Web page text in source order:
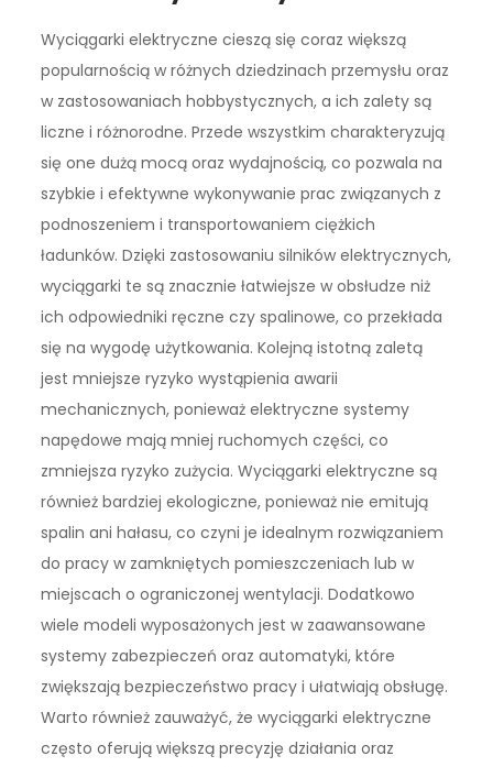
Wyciągarki elektryczne cieszą się coraz większą
popularnością w różnych dziedzinach przemysłu oraz
w zastosowaniach hobbystycznych, a ich zalety są
liczne i różnorodne. Przede wszystkim charakteryzują
się one dużą mocą oraz wydajnością, co pozwala na
szybkie i efektywne wykonywanie prac związanych z
podnoszeniem i transportowaniem ciężkich
ładunków. Dzięki zastosowaniu silników elektrycznych,
wyciągarki te są znacznie łatwiejsze w obsłudze niż
ich odpowiedniki ręczne czy spalinowe, co przekłada
się na wygodę użytkowania. Kolejną istotną zaletą
jest mniejsze ryzyko wystąpienia awarii
mechanicznych, ponieważ elektryczne systemy
napędowe mają mniej ruchomych części, co
zmniejsza ryzyko zużycia. Wyciągarki elektryczne są
również bardziej ekologiczne, ponieważ nie emitują
spalin ani hałasu, co czyni je idealnym rozwiązaniem
do pracy w zamkniętych pomieszczeniach lub w
miejscach o ograniczonej wentylacji. Dodatkowo
wiele modeli wyposażonych jest w zaawansowane
systemy zabezpieczeń oraz automatyki, które
zwiększają bezpieczeństwo pracy i ułatwiają obsługę.
Warto również zauważyć, że wyciągarki elektryczne
często oferują większą precyzję działania oraz